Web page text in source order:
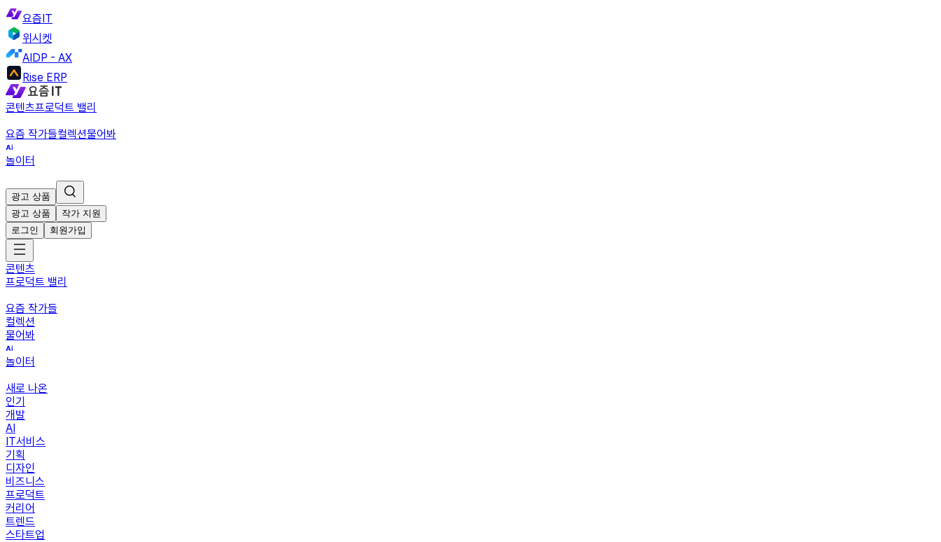
요즘IT
위시켓
AIDP - AX
Rise ERP
콘텐츠프로덕트 밸리
요즘 작가들컬렉션물어봐
놀이터
광고 상품
광고 상품
작가 지원
로그인
회원가입
콘텐츠
프로덕트 밸리
요즘 작가들
컬렉션
물어봐
놀이터
새로 나온
인기
개발
AI
IT서비스
기획
디자인
비즈니스
프로덕트
커리어
트렌드
스타트업